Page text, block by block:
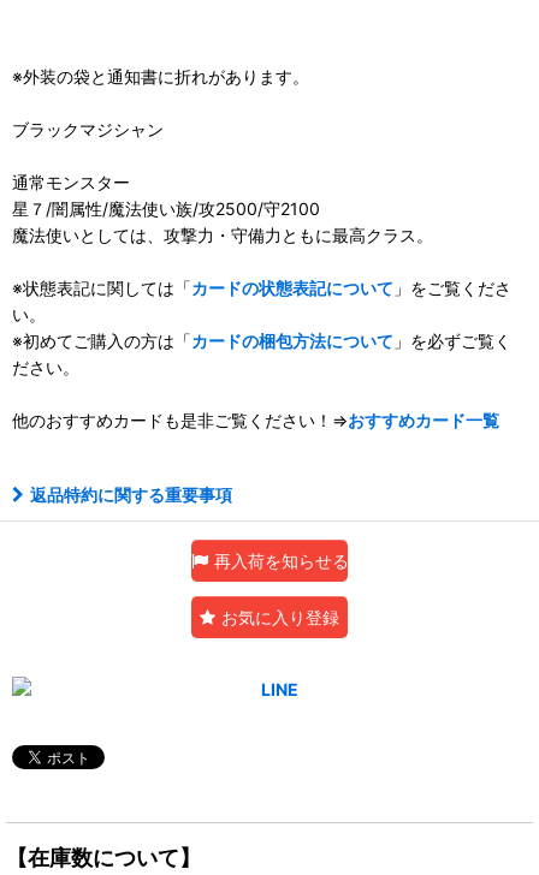
※外装の袋と通知書に折れがあります。
ブラックマジシャン
通常モンスター
星７/闇属性/魔法使い族/攻2500/守2100
魔法使いとしては、攻撃力・守備力ともに最高クラス。
※状態表記に関しては「カードの状態表記について 」をご覧くださ
い。
※初めてご購入の方は「カードの梱包方法について 」を必ずご覧く
ださい。
他のおすすめカードも是非ご覧ください！⇒おすすめカード一覧
返品特約に関する重要事項
再入荷を知らせる
お気に入り登録
【在庫数について】